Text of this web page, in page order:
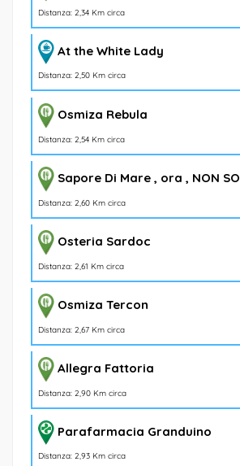
Distanza: 2,34 Km circa
At the White Lady
Distanza: 2,50 Km circa
Osmiza Rebula
Distanza: 2,54 Km circa
Sapore Di Mare , ora , NON SO
Distanza: 2,60 Km circa
Osteria Sardoc
Distanza: 2,61 Km circa
Osmiza Tercon
Distanza: 2,67 Km circa
Allegra Fattoria
Distanza: 2,90 Km circa
Parafarmacia Granduino
Distanza: 2,93 Km circa